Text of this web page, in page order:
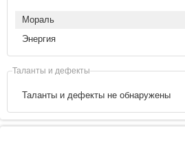
Мораль
Энергия
Таланты и дефекты
Таланты и дефекты не обнаружены